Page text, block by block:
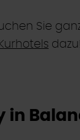
Sie
Kurhotels
in